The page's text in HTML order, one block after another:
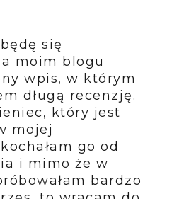
się
moim blogu
wpis, w którym
długą recenzję.
który jest
mojej
go od
i mimo że w
bardzo